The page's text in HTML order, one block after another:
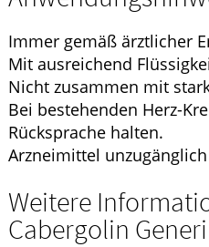
Immer gemäß ärztlicher
Mit ausreichend
Nicht zusammen mit
Bei bestehenden Herz-
Rücksprache halten.
Arzneimittel
Weitere
Cabergolin